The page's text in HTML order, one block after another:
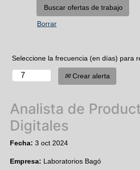
Borrar
Seleccione la frecuencia (en días) para
Crear alerta
Analista de
Digitales
Fecha: 3 oct 2024
Empresa: Laboratorios Bagó